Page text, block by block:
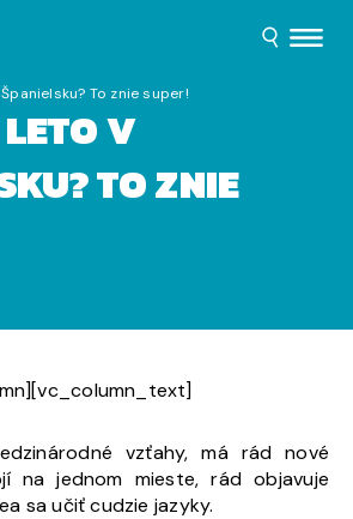
To znie super!
V
TO ZNIE
vzťahy, má rád nové
na jednom mieste, rád objavuje
sa učiť cudzie jazyky.